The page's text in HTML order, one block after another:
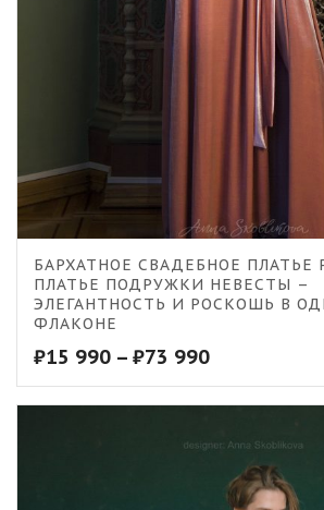
БАРХАТНОЕ СВАДЕБНОЕ ПЛАТЬЕ
ПЛАТЬЕ ПОДРУЖКИ НЕВЕСТЫ –
ЭЛЕГАНТНОСТЬ И РОСКОШЬ В
ФЛАКОНЕ
₽15 990 – ₽73 990